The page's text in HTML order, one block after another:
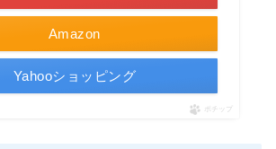
Amazon
Yahooショッピング
ポチップ